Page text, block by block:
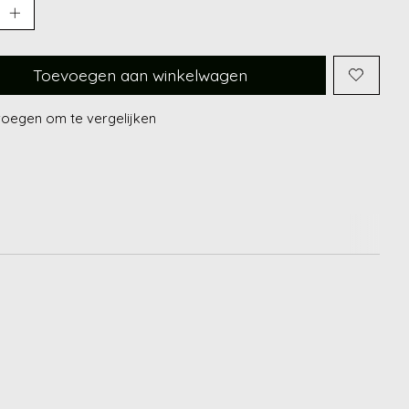
Toevoegen aan winkelwagen
om te vergelijken